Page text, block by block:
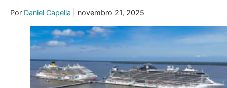
Por Daniel Capella | novembro 21, 2025